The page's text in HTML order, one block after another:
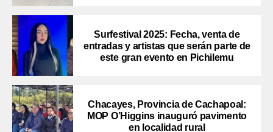
Surfestival 2025: Fecha, venta de
entradas y artistas que serán parte de
este gran evento en Pichilemu
Chacayes, Provincia de Cachapoal:
MOP O’Higgins inauguró pavimento
en localidad rural